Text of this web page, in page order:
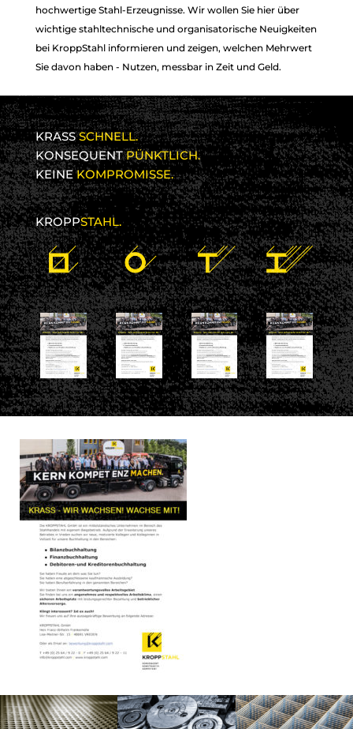
hochwertige Stahl-Erzeugnisse. Wir wollen Sie hier über
wichtige stahltechnische und organisatorische Neuigkeiten
bei KroppStahl informieren und zeigen, welchen Mehrwert
Sie davon haben - Nutzen, messbar in Zeit und Geld.
KRASSSCHNELL.
KONSEQUENTPÜNKTLICH.
KEINEKOMPROMISSE.
KROPPSTAHL.
28 Mai 2018
kroppstahl
No comments